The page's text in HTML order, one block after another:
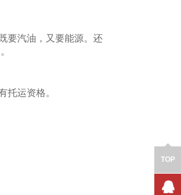
要汽油，又要能源。还
托运资格。
TOP